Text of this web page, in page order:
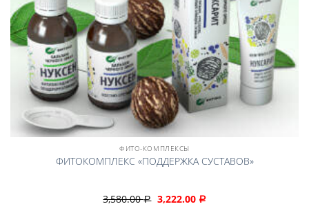
ФИТО-КОМПЛЕКСЫ
ФИТОКОМПЛЕКС «ПОДДЕРЖКА СУСТАВОВ»
3,580.00Р 3,222.00 Р